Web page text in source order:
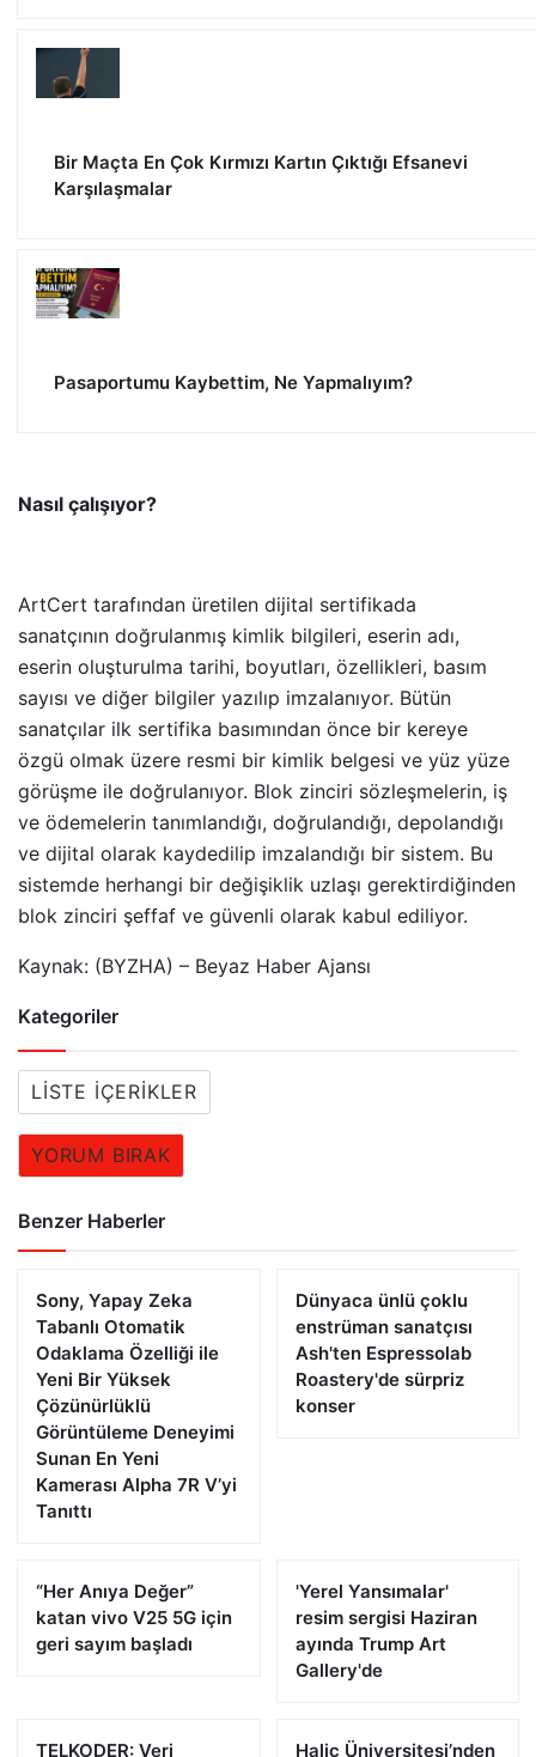
Bir Maçta En Çok Kırmızı Kartın Çıktığı Efsanevi
Karşılaşmalar
Pasaportumu Kaybettim, Ne Yapmalıyım?
Nasıl çalışıyor?
ArtCert tarafından üretilen dijital sertifikada
sanatçının doğrulanmış kimlik bilgileri, eserin adı,
eserin oluşturulma tarihi, boyutları, özellikleri, basım
sayısı ve diğer bilgiler yazılıp imzalanıyor. Bütün
sanatçılar ilk sertifika basımından önce bir kereye
özgü olmak üzere resmi bir kimlik belgesi ve yüz yüze
görüşme ile doğrulanıyor. Blok zinciri sözleşmelerin, iş
ve ödemelerin tanımlandığı, doğrulandığı, depolandığı
ve dijital olarak kaydedilip imzalandığı bir sistem. Bu
sistemde herhangi bir değişiklik uzlaşı gerektirdiğinden
blok zinciri şeffaf ve güvenli olarak kabul ediliyor.
Kaynak: (BYZHA) – Beyaz Haber Ajansı
Kategoriler
LISTE İÇERIKLER
YORUM BIRAK
Benzer Haberler
Sony, Yapay Zeka
Tabanlı Otomatik
Odaklama Özelliği ile
Yeni Bir Yüksek
Çözünürlüklü
Görüntüleme Deneyimi
Sunan En Yeni
Kamerası Alpha 7R V’yi
Tanıttı
Dünyaca ünlü çoklu
enstrüman sanatçısı
Ash'ten Espressolab
Roastery'de sürpriz
konser
“Her Anıya Değer”
katan vivo V25 5G için
geri sayım başladı
'Yerel Yansımalar'
resim sergisi Haziran
ayında Trump Art
Gallery'de
TELKODER: Veri Haliç Üniversitesi’nden